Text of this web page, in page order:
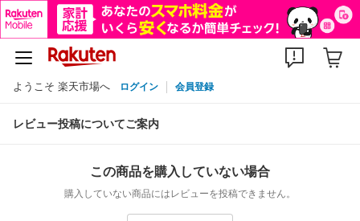
ようこそ 楽天市場へ ログイン 会員登録
レビュー投稿についてご案内
この商品を購入していない場合
購入していない商品にはレビューを投稿できません。